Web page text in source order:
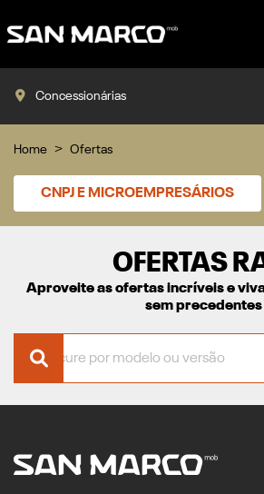
Concessionárias
Home Ofertas
CNPJ E MICROEMPRESÁRIOS
OFERTAS
Aproveite as ofertas incríveis e
sem precedentes